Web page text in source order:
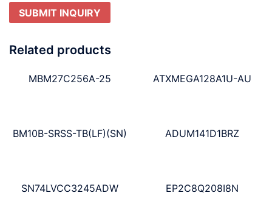
SUBMIT INQUIRY
Related products
MBM27C256A-25 ATXMEGA128A1U-AU
BM10B-SRSS-TB(LF)(SN) ADUM141D1BRZ
SN74LVCC3245ADW EP2C8Q208I8N